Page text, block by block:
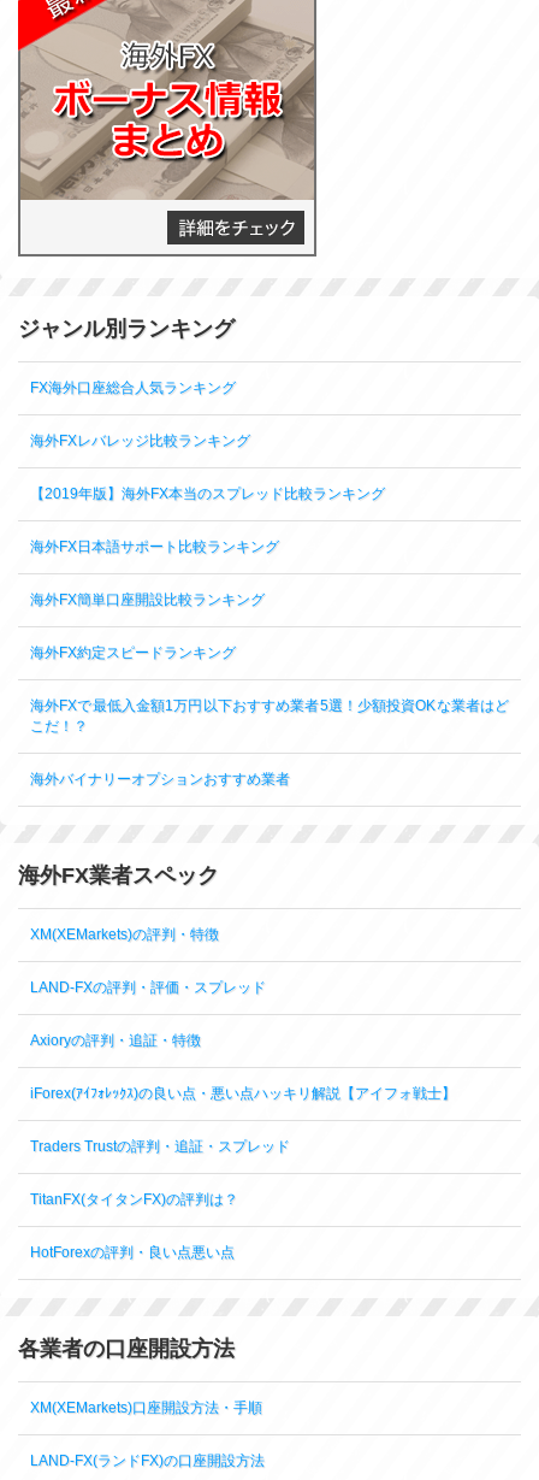
ジャンル別ランキング
FX海外口座総合人気ランキング
海外FXレバレッジ比較ランキング
【2019年版】海外FX本当のスプレッド比較ランキング
海外FX日本語サポート比較ランキング
海外FX簡単口座開設比較ランキング
海外FX約定スピードランキング
海外FXで最低入金額1万円以下おすすめ業者5選！少額投資OKな業者はど
こだ！？
海外バイナリーオプションおすすめ業者
海外FX業者スペック
XM(XEMarkets)の評判・特徴
LAND-FXの評判・評価・スプレッド
Axioryの評判・追証・特徴
iForex(ｱｲﾌｫﾚｯｸｽ)の良い点・悪い点ハッキリ解説【アイフォ戦士】
Traders Trustの評判・追証・スプレッド
TitanFX(タイタンFX)の評判は？
HotForexの評判・良い点悪い点
各業者の口座開設方法
XM(XEMarkets)口座開設方法・手順
LAND-FX(ランドFX)の口座開設方法